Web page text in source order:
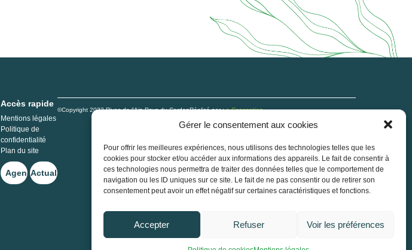
Gérer le consentement aux cookies
Pour offrir les meilleures expériences, nous utilisons des technologies telles que les
cookies pour stocker et/ou accéder aux informations des appareils. Le fait de consentir à
ces technologies nous permettra de traiter des données telles que le comportement de
navigation ou les ID uniques sur ce site. Le fait de ne pas consentir ou de retirer son
consentement peut avoir un effet négatif sur certaines caractéristiques et fonctions.
Accepter Refuser Voir les préférences
Accès rapide
Mentions légales
Politique de
confidentialité
Plan du site
AgendaActualités
©Copyright 2023 Rives de l’Ain Pays du CerdonRéalisé par :e-Conception